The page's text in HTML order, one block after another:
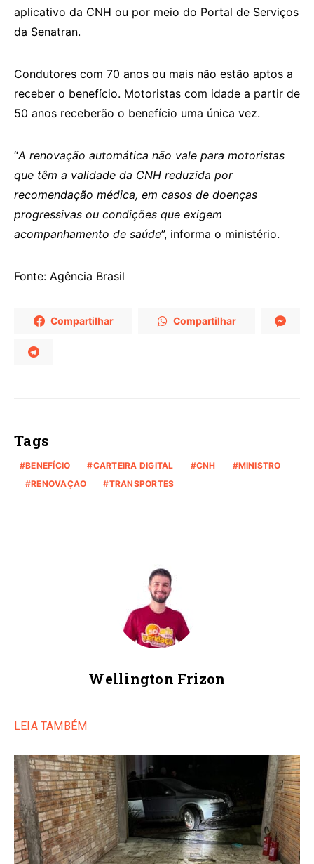
aplicativo da CNH ou por meio do Portal de Serviços
da Senatran.
Condutores com 70 anos ou mais não estão aptos a
receber o benefício. Motoristas com idade a partir de
50 anos receberão o benefício uma única vez.
“A renovação automática não vale para motoristas
que têm a validade da CNH reduzida por
recomendação médica, em casos de doenças
progressivas ou condições que exigem
acompanhamento de saúde”, informa o ministério.
Fonte: Agência Brasil
Compartilhar Compartilhar
Tags
BENEFÍCIO CARTEIRA DIGITAL CNH
MINISTRO
RENOVAÇAO
TRANSPORTES
Wellington Frizon
LEIA TAMBÉM